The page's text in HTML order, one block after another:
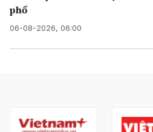
phố
06-08-2026, 06:00